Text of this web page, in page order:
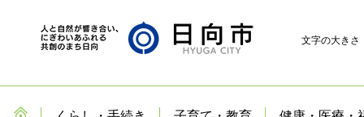
文字の大きさ